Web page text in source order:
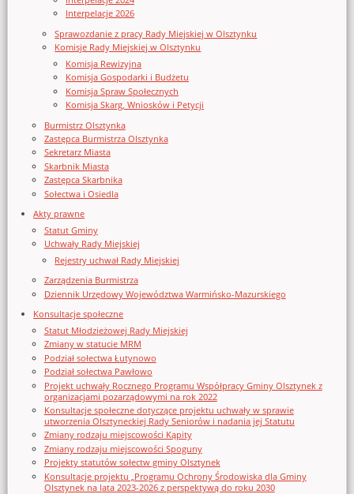
Interpelacje 2026
Sprawozdanie z pracy Rady Miejskiej w Olsztynku
Komisje Rady Miejskiej w Olsztynku
Komisja Rewizyjna
Komisja Gospodarki i Budżetu
Komisja Spraw Społecznych
Komisja Skarg, Wniosków i Petycji
Burmistrz Olsztynka
Zastępca Burmistrza Olsztynka
Sekretarz Miasta
Skarbnik Miasta
Zastępca Skarbnika
Sołectwa i Osiedla
Akty prawne
Statut Gminy
Uchwały Rady Miejskiej
Rejestry uchwał Rady Miejskiej
Zarządzenia Burmistrza
Dziennik Urzędowy Województwa Warmińsko-Mazurskiego
Konsultacje społeczne
Statut Młodzieżowej Rady Miejskiej
Zmiany w statucie MRM
Podział sołectwa Łutynowo
Podział sołectwa Pawłowo
Projekt uchwały Rocznego Programu Współpracy Gminy Olsztynek z
organizacjami pozarządowymi na rok 2022
Konsultacje społeczne dotyczące projektu uchwały w sprawie
utworzenia Olsztyneckiej Rady Seniorów i nadania jej Statutu
Zmiany rodzaju miejscowości Kąpity
Zmiany rodzaju miejscowości Spoguny
Projekty statutów sołectw gminy Olsztynek
Konsultacje projektu „Programu Ochrony Środowiska dla Gminy
Olsztynek na lata 2023-2026 z perspektywą do roku 2030